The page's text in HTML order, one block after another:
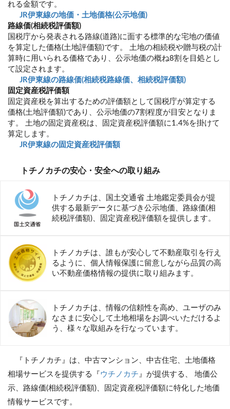
れる金額です。
JR伊東線の地価・土地価格(公示地価)
路線価(相続税評価額)
国税庁から発表される路線(道路)に面する標準的な宅地の価値
を算定した価格(土地評価額)です。 土地の相続税や贈与税の計
算時に用いられる価格であり、公示地価の概ね8割を目処とし
て設定されます。
JR伊東線の路線価(相続税路線価、相続税評価額)
固定資産税評価額
固定資産税を算出するための評価額として国税庁が算定する
価格(土地評価額)であり、公示地価の7割程度が目安となりま
す。 土地の固定資産税は、固定資産税評価額に1.4%を掛けて
算定します。
JR伊東線の固定資産税評価額
トチノカチの安心・安全への取り組み
トチノカチは、国土交通省 土地鑑定委員会が提
供する最新データに基づき公示地価、路線価(相
続税評価額)、固定資産税評価額を提供します。
トチノカチは、誰もが安心して不動産取引を行え
るように、個人情報保護に留意しながら品質の高
い不動産価格情報の提供に取り組みます。
トチノカチは、情報の信頼性を高め、ユーザのみ
なさまに安心して土地相場をお調べいただけるよ
う、様々な取組みを行なっています。
『トチノカチ』は、中古マンション、中古住宅、土地価格
相場サービスを提供する『 ウチノカチ 』が提供する、 地価公
示、路線価(相続税評価額)、固定資産税評価額に特化した地価
情報サービスです。